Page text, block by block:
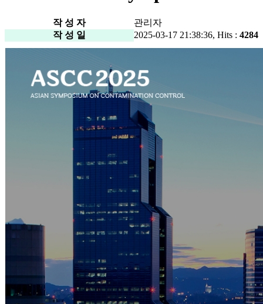
작 성 자
관리자
작 성 일
2025-03-17 21:38:36, Hits : 4284